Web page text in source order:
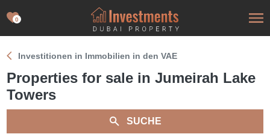
0
Investitionen in Immobilien in den VAE
Properties for sale in Jumeirah Lake
Towers
SUCHE